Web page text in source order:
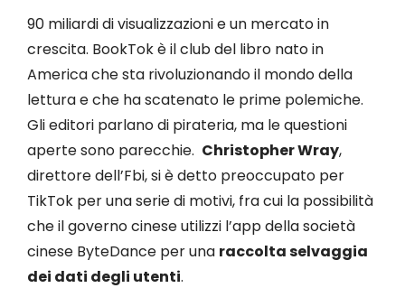
Eventi
90 miliardi di visualizzazioni e un mercato in
crescita. BookTok è il club del libro nato in
America che sta rivoluzionando il mondo della
lettura e che ha scatenato le prime polemiche.
Gli editori parlano di pirateria, ma le questioni
aperte sono parecchie. Christopher Wray,
direttore dell’Fbi, si è detto preoccupato per
TikTok per una serie di motivi, fra cui la possibilità
che il governo cinese utilizzi l’app della società
cinese ByteDance per una raccolta selvaggia
dei dati degli utenti.